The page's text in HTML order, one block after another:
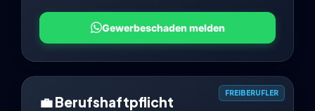
Gewerbeschaden melden
FREIBERUFLER
💼 Berufshaftpflicht